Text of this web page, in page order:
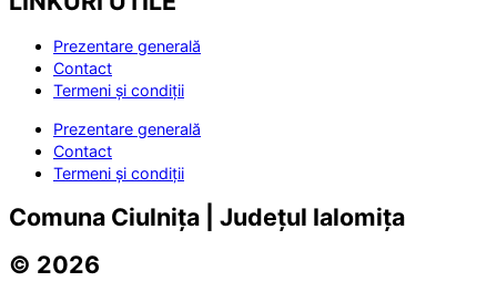
Prezentare generală
Contact
Termeni și condiții
Prezentare generală
Contact
Termeni și condiții
Comuna Ciulnița | Județul Ialomița
© 2026